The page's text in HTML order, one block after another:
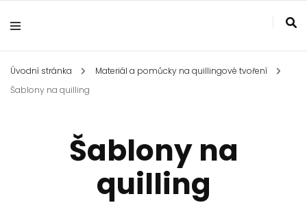
Úvodní stránka
Materiál a pomůcky na quillingové tvoření
Šablony na quilling
Šablony na
quilling